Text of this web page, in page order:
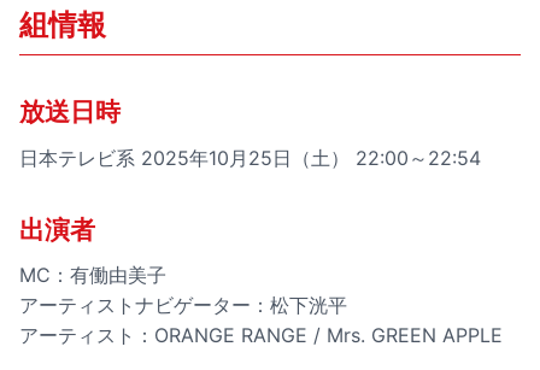
組情報
放送日時
日本テレビ系 2025年10月25日（土） 22:00～22:54
出演者
MC：有働由美子
アーティストナビゲーター：松下洸平
アーティスト：ORANGE RANGE / Mrs. GREEN APPLE